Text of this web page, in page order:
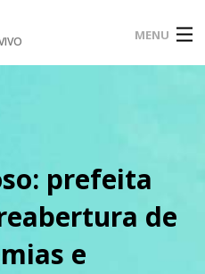
MENU
prefeita
de
e